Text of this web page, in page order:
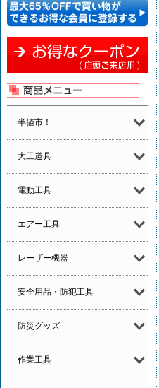
半値市！
大工道具
電動工具
エアー工具
レーザー機器
安全用品・防犯工具
防災グッズ
作業工具